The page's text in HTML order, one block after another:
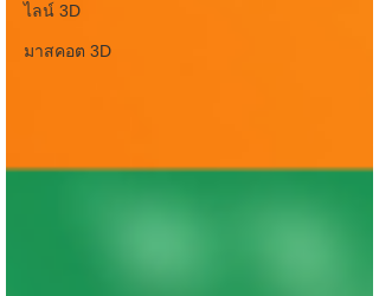
ไลน์ 3D
มาสคอต 3D